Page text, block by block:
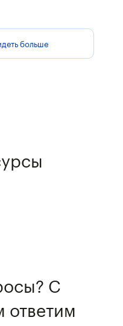
больше
С
ответим